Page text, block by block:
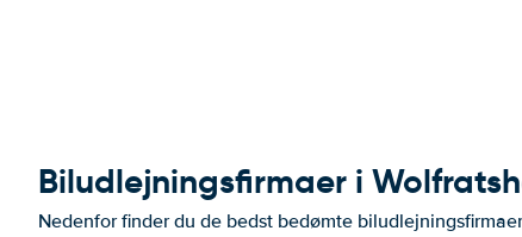
Biludlejningsfirmaer i
Nedenfor finder du de bedst bedømte